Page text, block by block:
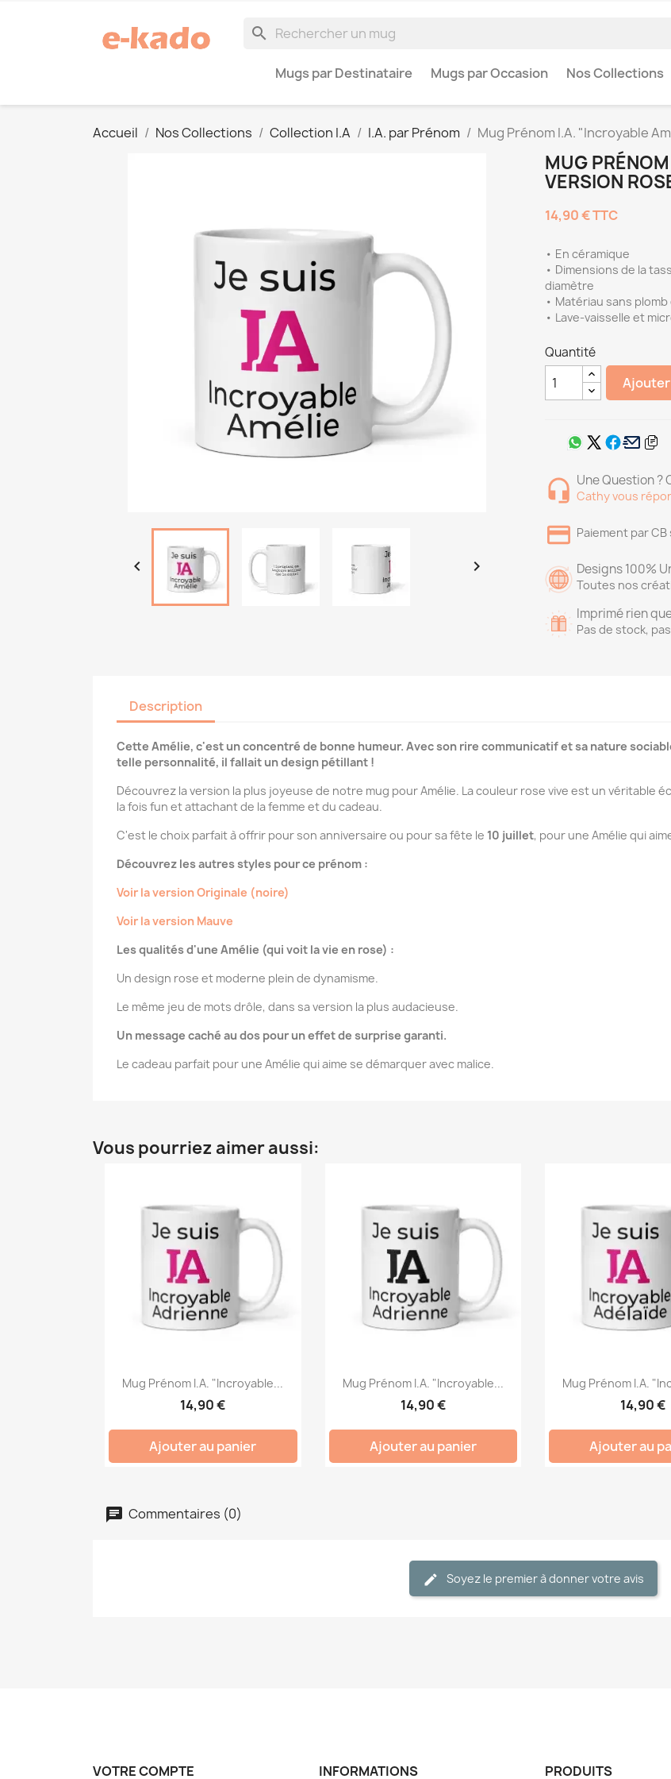
search
Mugs par Destinataire Mugs par Occasion Nos Collections
Accueil Nos Collections Collection I.A I.A. par Prénom Mug Prénom I.A. "Incroyable
 
MUG
VERSION
14,90 €TTC
• En céramique
• Dimensions de la
diamètre
• Matériau sans plomb
• Lave-vaisselle et
Quantité
Une Question ?
Cathy vous
Paiement par
Designs 100%
Toutes nos
Imprimé rien
Pas de stock,
Description
Cette Amélie, c'est un concentré de bonne humeur. Avec son rire communicatif et sa nature
telle personnalité, il fallait un design pétillant !
Découvrez la version la plus joyeuse de notre mug pour Amélie. La couleur rose vive est un véritable
la fois fun et attachant de la femme et du cadeau.
C'est le choix parfait à offrir pour son anniversaire ou pour sa fête le 10 juillet, pour une Amélie qui
Découvrez les autres styles pour ce prénom :
Voir la version Originale (noire)
Voir la version Mauve
Les qualités d'une Amélie (qui voit la vie en rose) :
Un design rose et moderne plein de dynamisme.
Le même jeu de mots drôle, dans sa version la plus audacieuse.
Un message caché au dos pour un effet de surprise garanti.
Le cadeau parfait pour une Amélie qui aime se démarquer avec malice.
Vous pourriez aimer aussi:
Mug Prénom I.A. "Incroyable...
14,90 €
Ajouter au panier
Mug Prénom I.A. "Incroyable...
14,90 €
Ajouter au panier
Mug Prénom I.A.
14,90 €
Ajouter au
Commentaires (0)
Soyez le premier à donner votre avis
VOTRE COMPTE INFORMATIONS PRODUITS